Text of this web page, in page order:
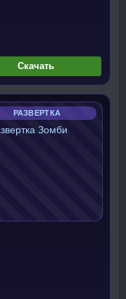
Скачать
РАЗВЕРТКА